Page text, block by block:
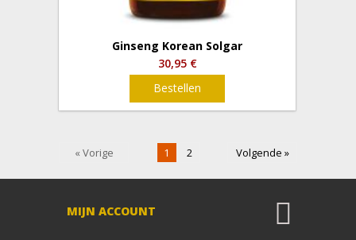
Ginseng Korean Solgar
30,95 €
Bestellen
« Vorige 1 2 Volgende »
MIJN ACCOUNT